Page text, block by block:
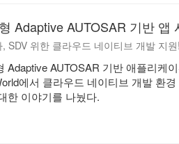
Adaptive AUTOSAR 기반 앱
, SDV 위한 클라우드 네이티브 개발 지원!
Adaptive AUTOSAR 기반 애플리케
에서 클라우드 네이티브 개발 환
한 이야기를 나눴다.